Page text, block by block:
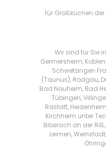
für Großküchen
Wir sind für Sie
Germersheim,
Schwetzingen
(Taunus), Rodgau,
Bad Nauheim, Bad
Tübingen,
Rastatt,
Kirchheim unter
Biberach an der
Leimen,